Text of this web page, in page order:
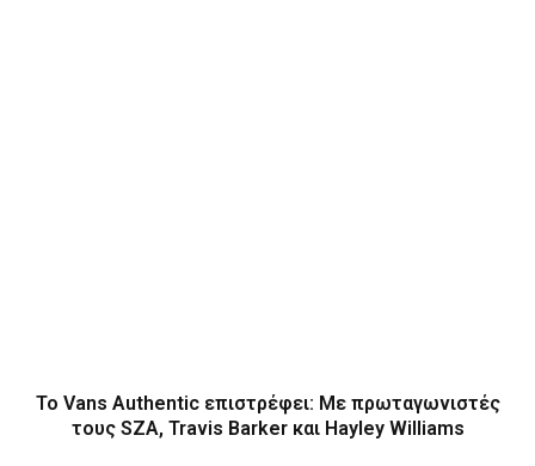
Το Vans Authentic επιστρέφει: Με πρωταγωνιστές
τους SZA, Travis Barker και Hayley Williams